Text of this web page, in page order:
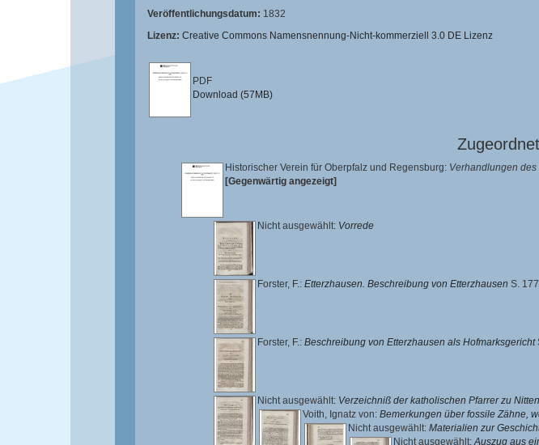
Veröffentlichungsdatum: 1832
Lizenz: Creative Commons Namensnennung-Nicht-kommerziell 3.0 DE Lizenz
PDF
Download (57MB)
Historischer Verein für Oberpfalz und Regensburg: Verhandlungen
[Gegenwärtig angezeigt]
Nicht ausgewählt: Vorrede
Forster, F.: Etterzhausen. Beschreibung von Etterzhausen S.
Forster, F.: Beschreibung von Etterzhausen als Hofmarksgericht
Nicht ausgewählt: Verzeichniß der katholischen Pfarrer zu
Voith, Ignatz von: Bemerkungen über fossile Zähne,
Nicht ausgewählt: Materialien zur
Nicht ausgewählt:Auszug aus